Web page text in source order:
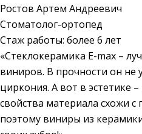
Ростов Артем Андреевич
Стоматолог-ортопед
Стаж работы: более 6 лет
«Стеклокерамика E-max –
виниров. В прочности он не
циркония. А вот в эстетике
свойства материала схожи
поэтому виниры из